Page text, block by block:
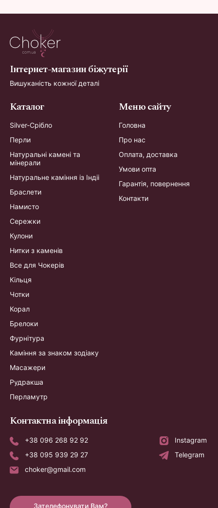
Інтернет-магазин біжутерії
Вишуканість кожної деталі
Каталог
Silver-Срібло
Перли
Натуральні камені та
мінерали
Натуральне каміння із Індіі
Браслети
Намисто
Сережки
Кулони
Нитки з каменів
Все для Чокерів
Кільця
Чотки
Корал
Брелоки
Фурнітура
Каміння за знаком зодіаку
Масажери
Рудракша
Перламутр
Меню сайту
Головна
Про нас
Оплата, доставка
Умови опта
Гарантія, повернення
Контакти
Контактна інформація
+38 096 268 92 92
Instagram
+38 095 939 29 27
Telegram
choker@gmail.com
Зателефонувати Вам?